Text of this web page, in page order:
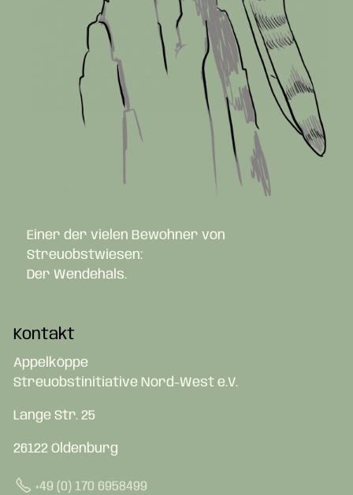
Einer der vielen Bewohner von
Streuobstwiesen:
Der Wendehals.
Kontakt
Appelköppe
Streuobstinitiative Nord-West e.V.
Lange Str. 25
26122 Oldenburg
+49 (0) 170 6958499